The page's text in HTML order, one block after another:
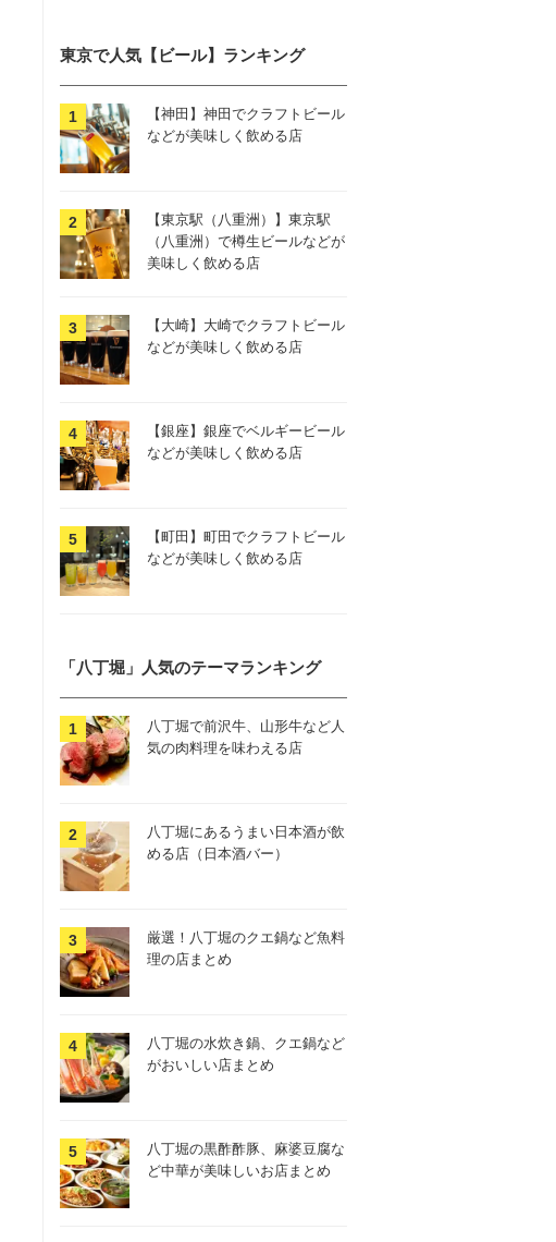
東京で人気【ビール】ランキング
【神田】神田でクラフトビール
などが美味しく飲める店
【東京駅（八重洲）】東京駅
（八重洲）で樽生ビールなどが
美味しく飲める店
【大崎】大崎でクラフトビール
などが美味しく飲める店
【銀座】銀座でベルギービール
などが美味しく飲める店
【町田】町田でクラフトビール
などが美味しく飲める店
「八丁堀」人気のテーマランキング
八丁堀で前沢牛、山形牛など人
気の肉料理を味わえる店
八丁堀にあるうまい日本酒が飲
める店（日本酒バー）
厳選！八丁堀のクエ鍋など魚料
理の店まとめ
八丁堀の水炊き鍋、クエ鍋など
がおいしい店まとめ
八丁堀の黒酢酢豚、麻婆豆腐な
ど中華が美味しいお店まとめ